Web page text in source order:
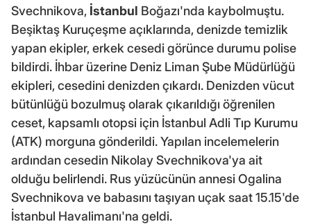
Svechnikova, İstanbul Boğazı'nda kaybolmuştu.
Beşiktaş Kuruçeşme açıklarında, denizde temizlik
yapan ekipler, erkek cesedi görünce durumu polise
bildirdi. İhbar üzerine Deniz Liman Şube Müdürlüğü
ekipleri, cesedini denizden çıkardı. Denizden vücut
bütünlüğü bozulmuş olarak çıkarıldığı öğrenilen
ceset, kapsamlı otopsi için İstanbul Adli Tıp Kurumu
(ATK) morguna gönderildi. Yapılan incelemelerin
ardından cesedin Nikolay Svechnikova'ya ait
olduğu belirlendi. Rus yüzücünün annesi Ogalina
Svechnikova ve babasını taşıyan uçak saat 15.15'de
İstanbul Havalimanı'na geldi.